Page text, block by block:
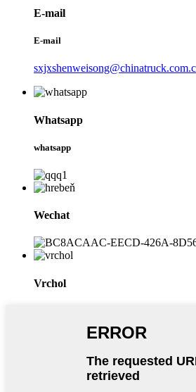
E-mail
E-mail
Whatsapp
whatsapp
Wechat
Vrchol